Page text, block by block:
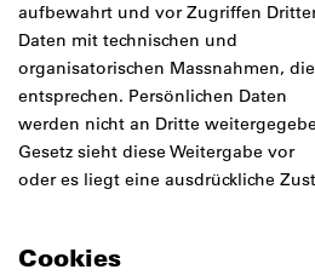
aufbewahrt und vor Zugriffen
Daten mit technischen und
organisatorischen Massnahmen,
entsprechen. Persönlichen Daten
werden nicht an Dritte
Gesetz sieht diese Weitergabe vor
oder es liegt eine ausdrückliche
Cookies